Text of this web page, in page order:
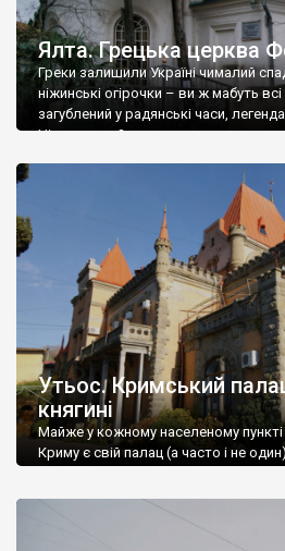
Ялта. Грецька церква
Греки залишили Україні чималий
ніжинські огірочки – ви ж мабуть
загублений у радянські часи,
Ніжин греки?
Утьос. Кримський
княгині
Майже у кожному населеному
Криму є свій палац (а часто і не